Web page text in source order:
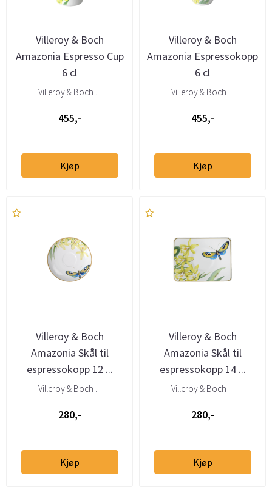
Villeroy & Boch
Amazonia Espresso Cup
6 cl
Villeroy & Boch ...
455,-
Kjøp
Villeroy & Boch
Amazonia Espressokopp
6 cl
Villeroy & Boch ...
455,-
Kjøp
Villeroy & Boch
Amazonia Skål til
espressokopp 12 ...
Villeroy & Boch ...
280,-
Kjøp
Villeroy & Boch
Amazonia Skål til
espressokopp 14 ...
Villeroy & Boch ...
280,-
Kjøp